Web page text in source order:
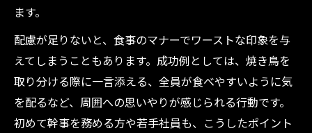
ます。
配慮が足りないと、食事のマナーでワーストな印象を与
えてしまうこともあります。成功例としては、焼き鳥を
取り分ける際に一言添える、全員が食べやすいように気
を配るなど、周囲への思いやりが感じられる行動です。
初めて幹事を務める方や若手社員も、こうしたポイント